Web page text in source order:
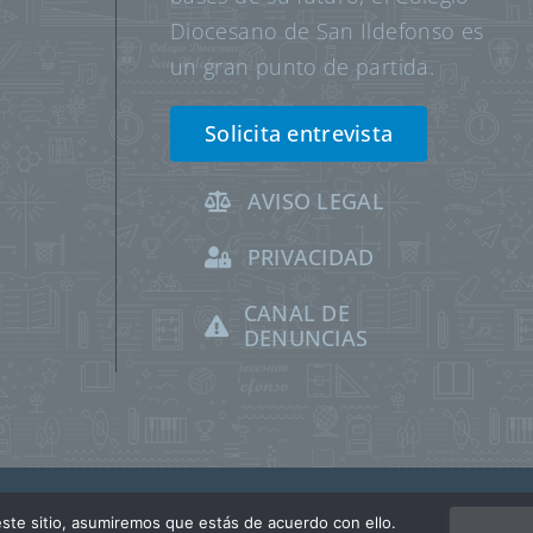
Diocesano de San Ildefonso es
un gran punto de partida.
Solicita entrevista
AVISO LEGAL
PRIVACIDAD
CANAL DE
DENUNCIAS
sitio, asumiremos que estás de acuerdo con ello.